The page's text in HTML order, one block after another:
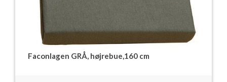
Faconlagen GRÅ, højrebue,160 cm